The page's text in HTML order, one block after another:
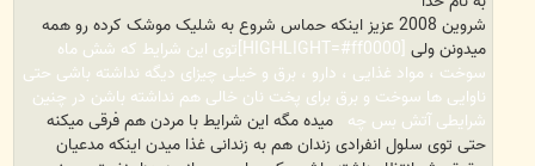
شروین 2008 عزیز اینکه حماس شروع به شلیک موشک کرده رو همه
میدونن ولی
[HIGHLIGHT=#ff0000]توی این شرایط که شش ماه
سوخت ، مواد غذایی ، دارو ، برق و خیلی چیزای دیگه نداشته باشی حتی
ناوایی ها سوخت و برق برای پخت نان خالی هم نداشته باشن در چنین
شرایطی آتش بس چه میده مگه این شرایط با مردن هم فرقی میکنه
حتی توی سلول انفرادی زندان هم به زندانی غذا میدن اینکه مدعیان